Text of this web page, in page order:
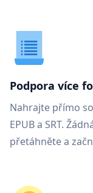
Podpora více
Nahrajte přímo
EPUB a SRT.
přetáhněte a